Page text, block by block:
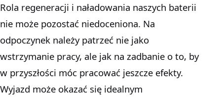
Rola regeneracji i naładowania naszych baterii
nie może pozostać niedoceniona. Na
odpoczynek należy patrzeć nie jako
wstrzymanie pracy, ale jak na zadbanie o to, by
w przyszłości móc pracować jeszcze efekty.
Wyjazd może okazać się idealnym